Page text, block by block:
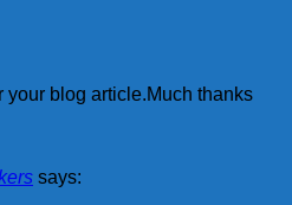
your blog article.Much thanks
says: